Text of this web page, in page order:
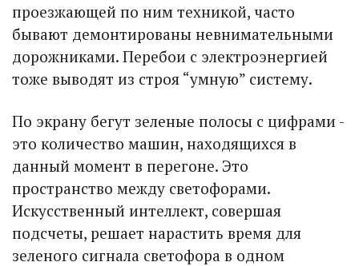
проезжающей по ним техникой, часто
бывают демонтированы невнимательными
дорожниками. Перебои с электроэнергией
тоже выводят из строя “умную” систему.
По экрану бегут зеленые полосы с цифрами -
это количество машин, находящихся в
данный момент в перегоне. Это
пространство между светофорами.
Искусственный интеллект, совершая
подсчеты, решает нарастить время для
зеленого сигнала светофора в одном